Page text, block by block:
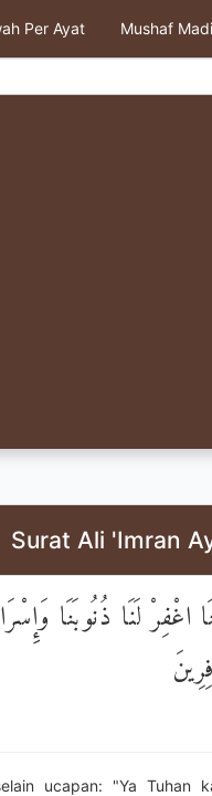
Per Ayat Mushaf
Surat Ali 'Imran
اغْفِرْ لَنَا ذُنُوبَنَا
ucapan: "Ya Tuhan